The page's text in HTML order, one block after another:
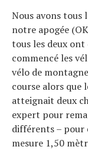
Nous avons tous
notre apogée
tous les deux ont
commencé les
vélo de
course alors que
atteignait deux
expert pour
différents – pour
mesure 1,50